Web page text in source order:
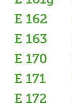
E 162
E 163
E 170
E 171
E 172